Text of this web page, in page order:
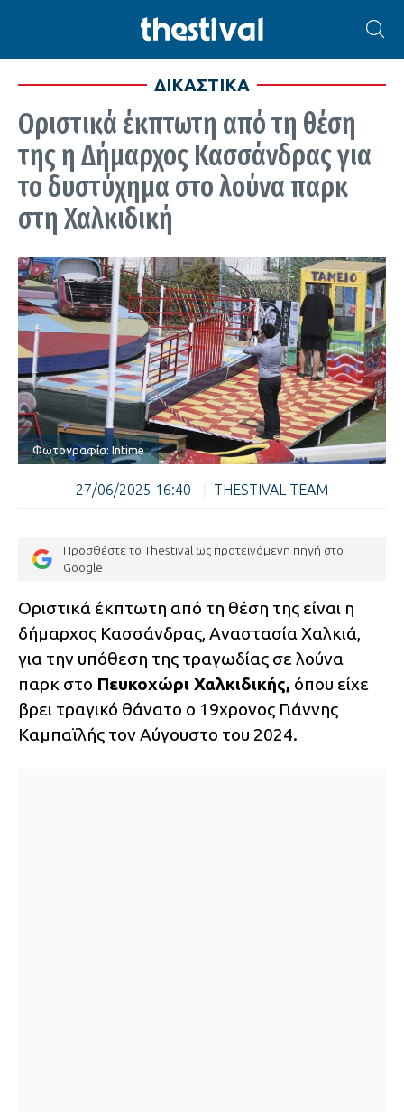
ΔΙΚΑΣΤΙΚΑ
Οριστικά έκπτωτη από τη θέση
της η Δήμαρχος Κασσάνδρας για
το δυστύχημα στο λούνα παρκ
στη Χαλκιδική
Φωτογραφία: Intime
27/06/2025 16:40 THESTIVAL TEAM
Προσθέστε το Thestival ως προτεινόμενη πηγή στο
Google
Οριστικά έκπτωτη από τη θέση της είναι η
δήμαρχος Κασσάνδρας, Αναστασία Χαλκιά,
για την υπόθεση της τραγωδίας σε λούνα
παρκ στο Πευκοχώρι Χαλκιδικής, όπου είχε
βρει τραγικό θάνατο ο 19χρονος Γιάννης
Καμπαϊλής τον Αύγουστο του 2024.